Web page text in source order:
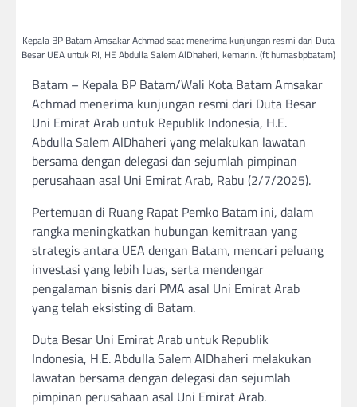
Kepala BP Batam Amsakar Achmad saat menerima kunjungan resmi dari Duta
Besar UEA untuk RI, HE Abdulla Salem AlDhaheri, kemarin. (ft humasbpbatam)
Batam – Kepala BP Batam/Wali Kota Batam Amsakar
Achmad menerima kunjungan resmi dari Duta Besar
Uni Emirat Arab untuk Republik Indonesia, H.E.
Abdulla Salem AlDhaheri yang melakukan lawatan
bersama dengan delegasi dan sejumlah pimpinan
perusahaan asal Uni Emirat Arab, Rabu (2/7/2025).
Pertemuan di Ruang Rapat Pemko Batam ini, dalam
rangka meningkatkan hubungan kemitraan yang
strategis antara UEA dengan Batam, mencari peluang
investasi yang lebih luas, serta mendengar
pengalaman bisnis dari PMA asal Uni Emirat Arab
yang telah eksisting di Batam.
Duta Besar Uni Emirat Arab untuk Republik
Indonesia, H.E. Abdulla Salem AlDhaheri melakukan
lawatan bersama dengan delegasi dan sejumlah
pimpinan perusahaan asal Uni Emirat Arab.